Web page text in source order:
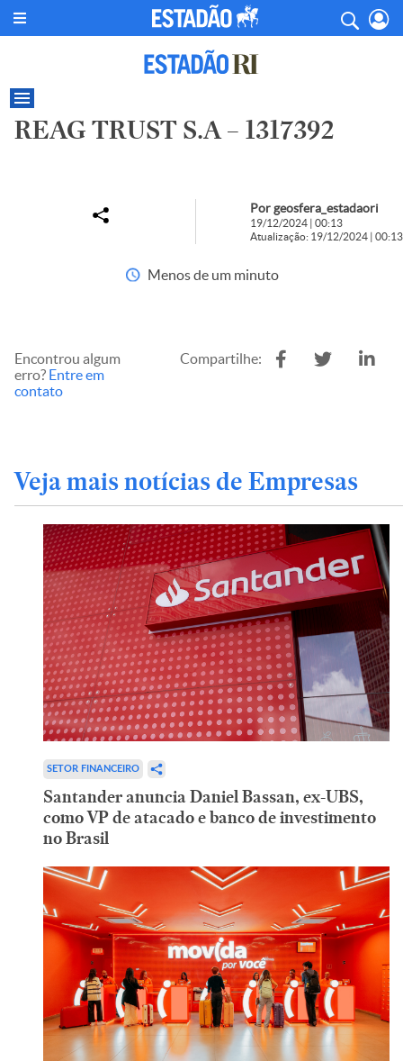
REAG TRUST S.A – 1317392
Por geosfera_estadaori
19/12/2024 | 00:13
Atualização: 19/12/2024 | 00:13
Menos de um minuto
Encontrou algum
erro? Entre em
contato
Compartilhe:
Veja mais notícias de Empresas
SETOR FINANCEIRO
Santander anuncia Daniel Bassan, ex-UBS,
como VP de atacado e banco de investimento
no Brasil